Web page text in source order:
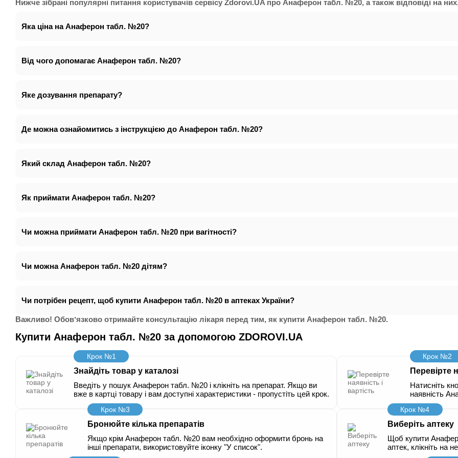
Нижче зібрані популярні питання користувачів сервісу Zdorovi.UA про Анаферон табл. №20, а також відповіді на
Яка ціна на Анаферон табл. №20?
Від чого допомагає Анаферон табл. №20?
Яке дозування препарату?
Де можна ознайомитись з інструкцією до Анаферон табл. №20?
Який склад Анаферон табл. №20?
Як приймати Анаферон табл. №20?
Чи можна приймати Анаферон табл. №20 при вагітності?
Чи можна Анаферон табл. №20 дітям?
Чи потрібен рецепт, щоб купити Анаферон табл. №20 в аптеках України?
Важливо! Обовʼязково отримайте консультацію лікаря перед тим, як купити Анаферон табл. №20.
Купити Анаферон табл. №20 за допомогою ZDOROVI.UA
Крок №1
Знайдіть товар у каталозі
Введіть у пошук Анаферон табл. №20 і клікніть на препарат. Якщо ви
вже в картці товару і вам доступні характеристики - пропустіть цей крок.
Крок №2
Перевірте
Натисніть
наявність
Крок №3
Бронюйте кілька препаратів
Якщо крім Анаферон табл. №20 вам необхідно оформити бронь на
інші препарати, використовуйте іконку "У список".
Крок №4
Виберіть аптеку
Щоб купити
аптек, клікніть на